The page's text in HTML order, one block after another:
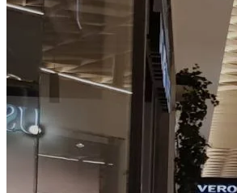
Så arbetar vi Hållbarhet Referenser
Kontakta oss